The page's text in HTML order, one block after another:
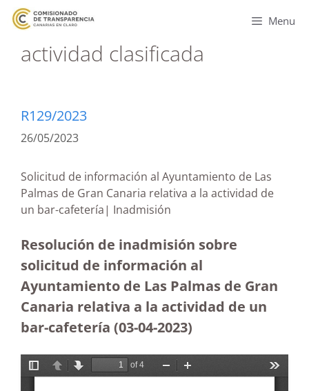
Menu
actividad clasificada
R129/2023
26/05/2023
Solicitud de información al Ayuntamiento de Las
Palmas de Gran Canaria relativa a la actividad de
un bar-cafetería| Inadmisión
Resolución de inadmisión sobre
solicitud de información al
Ayuntamiento de Las Palmas de Gran
Canaria relativa a la actividad de un
bar-cafetería (03-04-2023)